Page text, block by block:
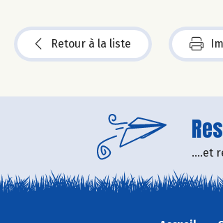
Retour à la liste
....et